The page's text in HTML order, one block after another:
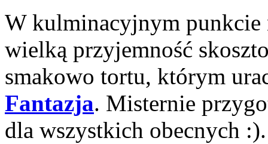
W kulminacyjnym punkcie
wielką przyjemność
smakowo tortu, którym
Fantazja. Misternie
dla wszystkich obecnych